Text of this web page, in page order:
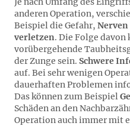
anderen Operation,
Beispiel die Gefahr,
verletzen. Die Folge
vorübergehende
der Zunge sein. Schwere
auf. Bei sehr wenigen
dauerhaften Problemen
Das können zum Beispiel
Schäden an den
Operation auch immer mit